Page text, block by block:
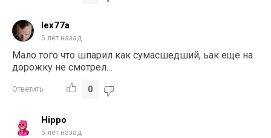
lex77a
5 лет назад
Мало того что шпарил как сумасшедший, ьак еще на
дорожку не смотрел…
Ответить 0
Hippo
5 лет назад